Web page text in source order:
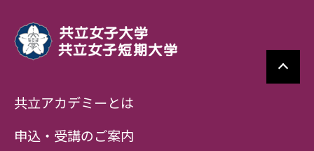
共立アカデミーとは
申込・受講のご案内